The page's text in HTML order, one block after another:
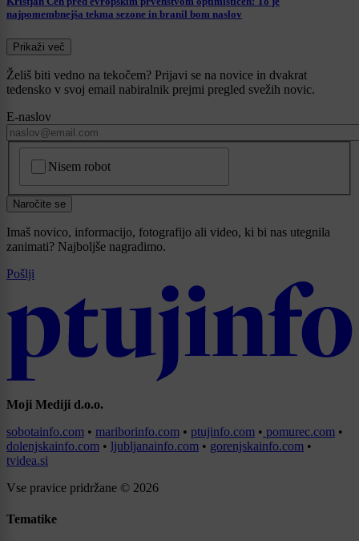
najpomembnejša tekma sezone in branil bom naslov
Prikaži več
Želiš biti vedno na tekočem? Prijavi se na novice in dvakrat
tedensko v svoj email nabiralnik prejmi pregled svežih novic.
E-naslov
Nisem robot
Naročite se
Imaš novico, informacijo, fotografijo ali video, ki bi nas utegnila
zanimati? Najboljše nagradimo.
Pošlji
Moji Mediji d.o.o.
sobotainfo.com • mariborinfo.com • ptujinfo.com • pomurec.com •
dolenjskainfo.com • ljubljanainfo.com • gorenjskainfo.com •
tvidea.si
Vse pravice pridržane © 2026
Tematike